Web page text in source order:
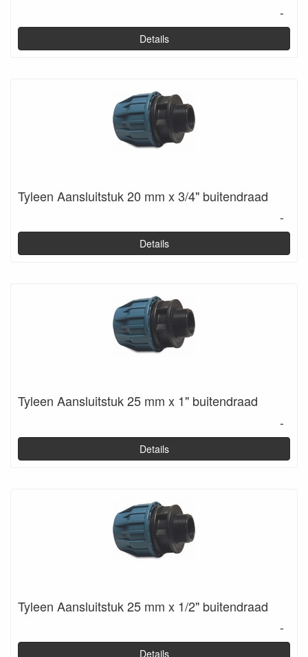
-
Details
Tyleen Aansluitstuk 20 mm x 3/4" buitendraad
-
Details
Tyleen Aansluitstuk 25 mm x 1" buitendraad
-
Details
Tyleen Aansluitstuk 25 mm x 1/2" buitendraad
-
Details